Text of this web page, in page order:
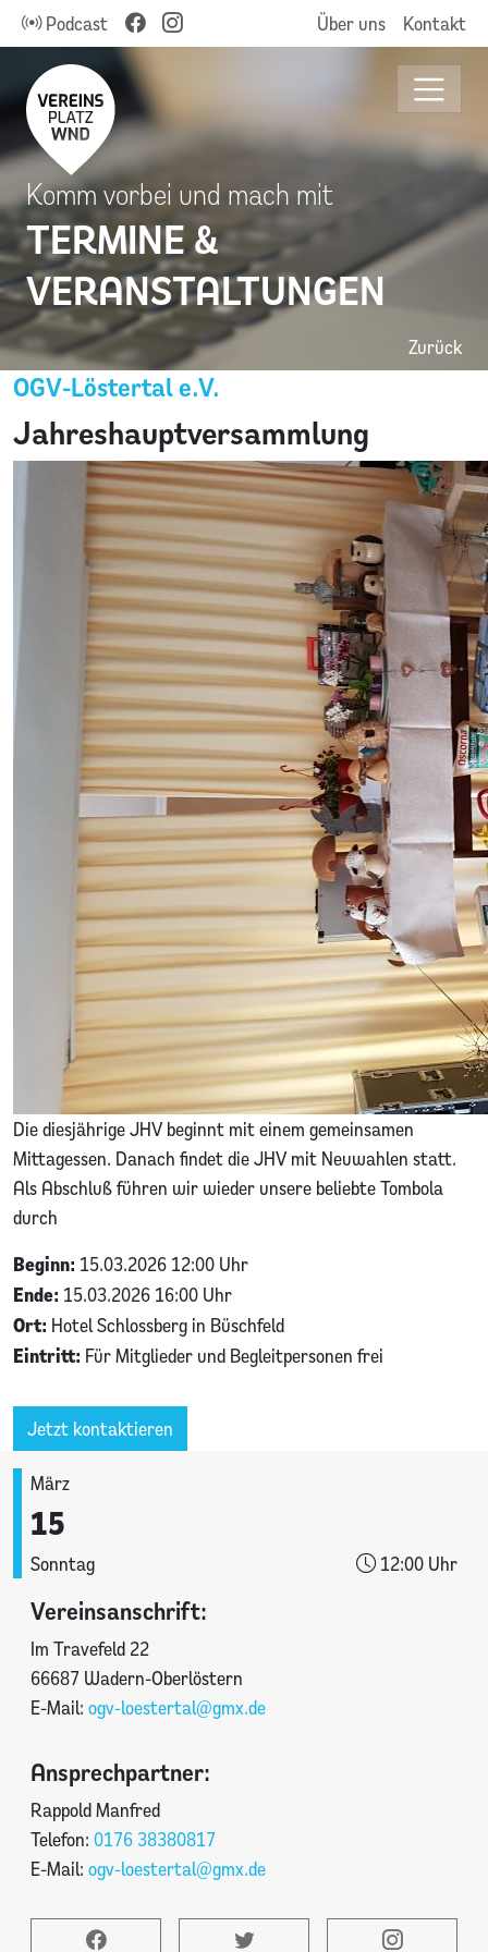
Podcast Über uns Kontakt
TERMINE &
VERANSTALTUNGEN
Komm vorbei und mach mit
Zurück
Jahreshauptversammlung
OGV-Löstertal e.V.
Die diesjährige JHV beginnt mit einem gemeinsamen
Mittagessen. Danach findet die JHV mit Neuwahlen statt.
Als Abschluß führen wir wieder unsere beliebte Tombola
durch
Beginn: 15.03.2026 12:00 Uhr
Ende: 15.03.2026 16:00 Uhr
Ort: Hotel Schlossberg in Büschfeld
Eintritt: Für Mitglieder und Begleitpersonen frei
Jetzt kontaktieren
März
15
Sonntag 12:00 Uhr
Vereinsanschrift:
Im Travefeld 22
66687 Wadern-Oberlöstern
E-Mail: ogv-loestertal@gmx.de
Ansprechpartner:
Rappold Manfred
Telefon: 0176 38380817
E-Mail: ogv-loestertal@gmx.de